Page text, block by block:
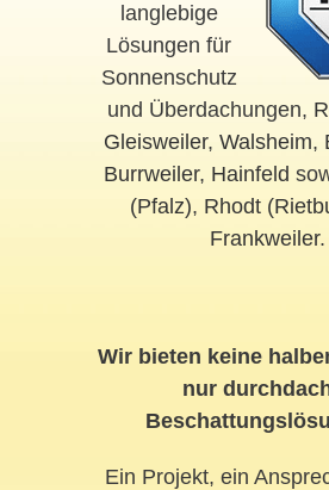
langlebige
Lösungen für
Sonnenschutz
und Überdachungen,
Gleisweiler, Walsheim,
Burrweiler, Hainfeld
(Pfalz), Rhodt
Frankweiler.
Wir bieten keine
nur
Ein Projekt, ein